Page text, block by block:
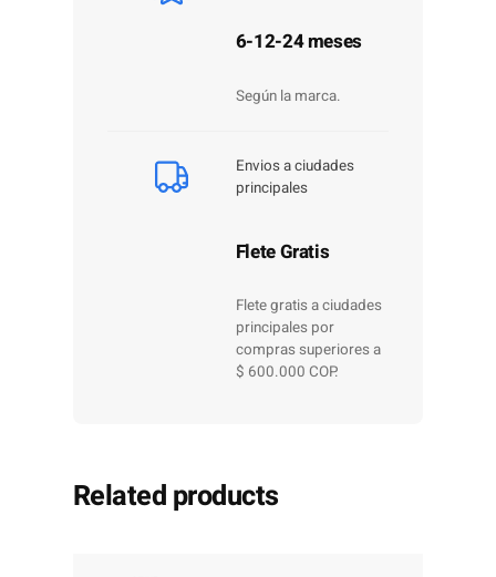
6-12-24 meses
Según la marca.
Envios a ciudades
principales
Flete Gratis
Flete gratis a ciudades
principales por
compras superiores a
$ 600.000 COP.
Related products